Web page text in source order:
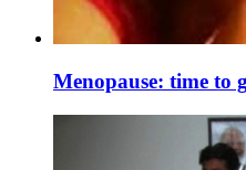
Menopause: time to